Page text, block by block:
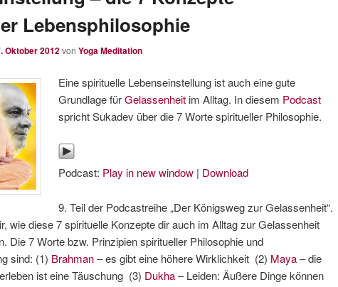
Lebensphilosophie
Oktober 2012von Yoga Meditation
Eine spirituelle Lebenseinstellung ist auch eine gute
Grundlage fürGelassenheit im Alltag. In diesem Podcast
spricht Sukadev über die 7 Worte spiritueller Philosophie.
Podcast: Play in new window | Download
9. Teil der Podcastreihe „Der Königsweg zur Gelassenheit“.
wie diese 7 spirituelle Konzepte dir auch im Alltag zur Gelassenheit
Die 7 Worte bzw. Prinzipien spiritueller Philosophie und
sind: (1) Brahman– es gibt eine höhere Wirklichkeit (2) Maya– die
ist eine Täuschung (3) Dukha– Leiden: Äußere Dinge können